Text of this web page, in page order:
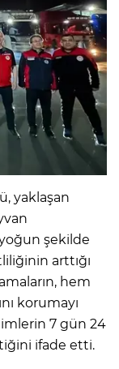
yaklaşan
şekilde
arttığı
hem
korumayı
7 gün 24
ifade etti.